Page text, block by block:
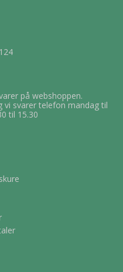
på webshoppen.
vi svarer telefon mandag til
til 15.30